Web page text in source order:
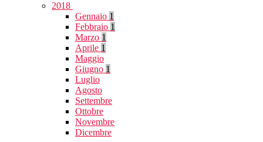
2018
Gennaio 1
Febbraio 1
Marzo 1
Aprile 1
Maggio
Giugno 1
Luglio
Agosto
Settembre
Ottobre
Novembre
Dicembre